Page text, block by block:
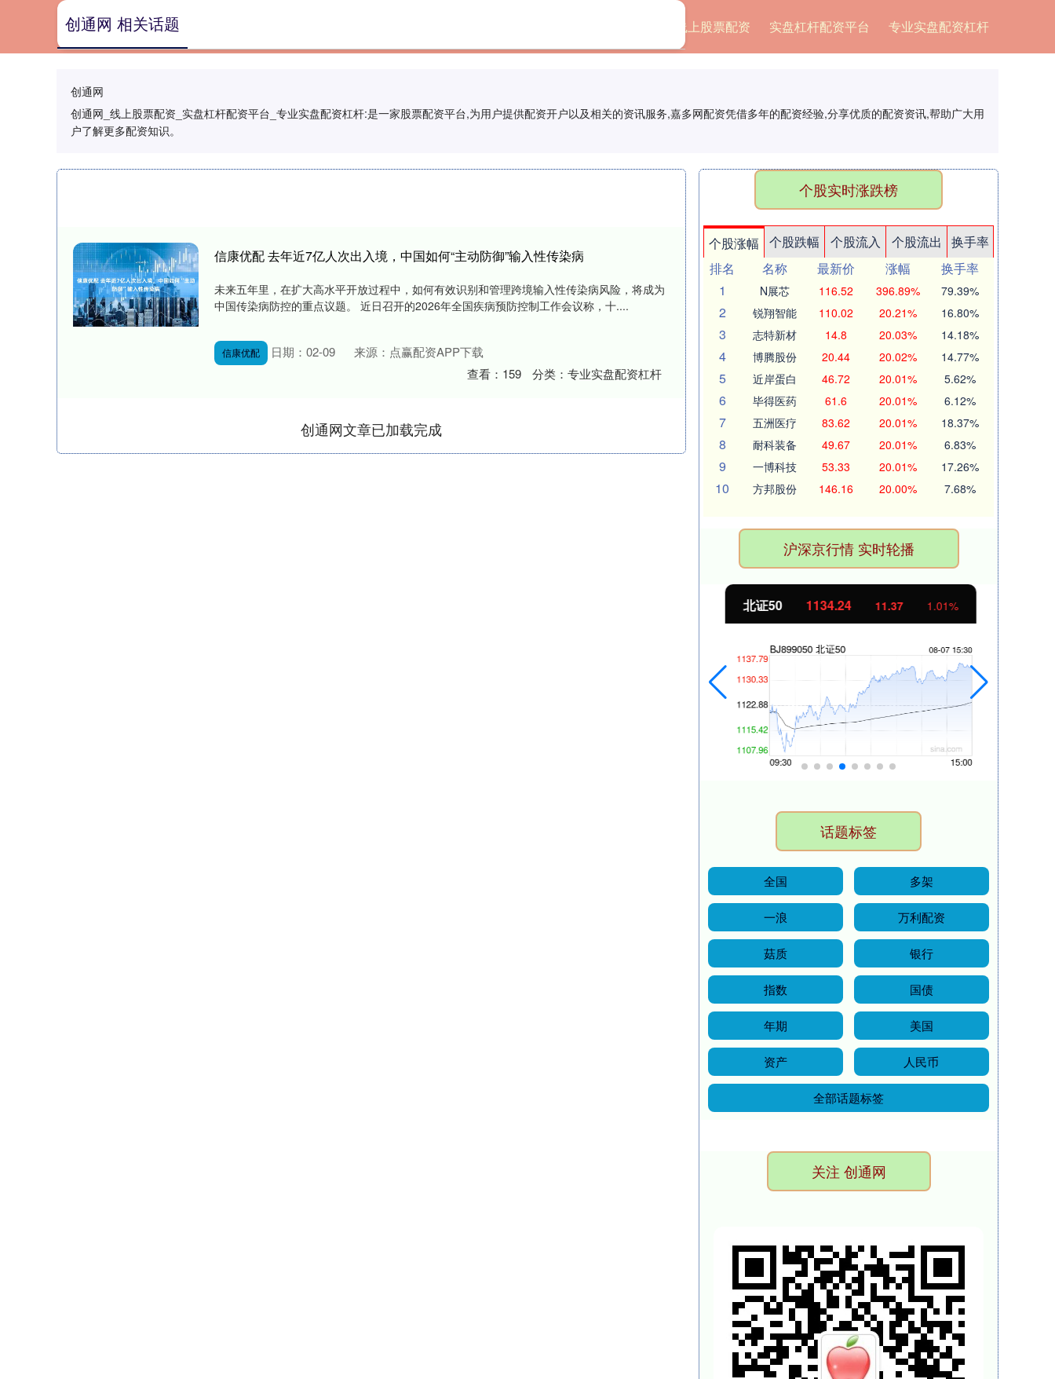
线上股票配资 实盘杠杆配资平台 专业实盘配资杠杆
创通网
创通网_线上股票配资_实盘杠杆配资平台_专业实盘配资杠杆:是一家股票配资平台,为用户提供配资开户以及相关的资讯服务,嘉多网配资凭借多年的配资经验,分享优质的配资资讯,帮助广大用
户了解更多配资知识。
创通网 相关话题
信康优配 去年近7亿人次出入境，中国如何“主动防御”输入性传染病
未来五年里，在扩大高水平开放过程中，如何有效识别和管理跨境输入性传染病风险，将成为
中国传染病防控的重点议题。 近日召开的2026年全国疾病预防控制工作会议称，十....
信康优配 日期：02-09
来源：点赢配资APP下载
查看： 159 分类： 专业实盘配资杠杆
创通网文章已加载完成
个股实时涨跌榜
个股涨幅 个股跌幅 个股流入 个股流出
换手率
排名
名称 最新价 涨幅
换手率
1
N展芯 116.52 396.89% 79.39%
2 锐翔智能 110.02 20.21% 16.80%
3 志特新材 14.8 20.03% 14.18%
4 博腾股份 20.44 20.02% 14.77%
5 近岸蛋白 46.72 20.01% 5.62%
6 毕得医药 61.6 20.01% 6.12%
7 五洲医疗 83.62 20.01% 18.37%
8 耐科装备 49.67 20.01% 6.83%
9 一博科技 53.33 20.01% 17.26%
10 方邦股份 146.16 20.00% 7.68%
沪深京行情 实时轮播
北证50 1134.24 11.37 1.01%
话题标签
全国 多架
一浪 万利配资
菇质 银行
指数 国债
年期 美国
资产 人民币
全部话题标签
关注 创通网